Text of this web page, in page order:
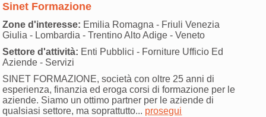
Sinet Formazione
Zone d'interesse: Emilia Romagna - Friuli Venezia
Giulia - Lombardia - Trentino Alto Adige - Veneto
Settore d'attività: Enti Pubblici - Forniture Ufficio Ed
Aziende - Servizi
SINET FORMAZIONE, società con oltre 25 anni di
esperienza, finanzia ed eroga corsi di formazione per le
aziende. Siamo un ottimo partner per le aziende di
qualsiasi settore, ma soprattutto... prosegui